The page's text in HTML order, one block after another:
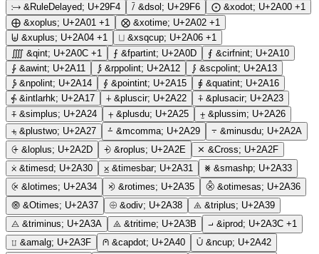
⧴ &RuleDelayed; U+29F4 ⧶ &dsol; U+29F6 ⨀ &xodot; U+2A00 +1
⨁ &xoplus; U+2A01 +1 ⨂ &xotime; U+2A02 +1
⨄ &xuplus; U+2A04 +1 ⨆ &xsqcup; U+2A06 +1
⨌ &qint; U+2A0C +1 ⨍ &fpartint; U+2A0D ⨐ &cirfnint; U+2A10
⨑ &awint; U+2A11 ⨒ &rppolint; U+2A12 ⨓ &scpolint; U+2A13
⨔ &npolint; U+2A14 ⨕ &pointint; U+2A15 ⨖ &quatint; U+2A16
⨗ &intlarhk; U+2A17 ⨢ &pluscir; U+2A22 ⨣ &plusacir; U+2A23
⨤ &simplus; U+2A24 ⨥ &plusdu; U+2A25 ⨦ &plussim; U+2A26
⨧ &plustwo; U+2A27 ⨩ &mcomma; U+2A29 ⨪ &minusdu; U+2A2A
⨭ &loplus; U+2A2D ⨮ &roplus; U+2A2E ⨯ &Cross; U+2A2F
⨰ &timesd; U+2A30 ⨱ &timesbar; U+2A31 ⨳ &smashp; U+2A33
⨴ &lotimes; U+2A34 ⨵ &rotimes; U+2A35 ⨶ &otimesas; U+2A36
⨷ &Otimes; U+2A37 ⨸ &odiv; U+2A38 ⨹ &triplus; U+2A39
⨺ &triminus; U+2A3A ⨻ &tritime; U+2A3B ⨼ &iprod; U+2A3C +1
⨿ &amalg; U+2A3F ⩀ &capdot; U+2A40 ⩂ &ncup; U+2A42